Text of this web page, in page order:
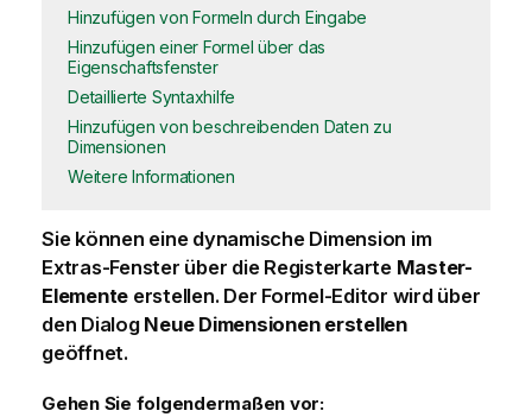
Hinzufügen von Formeln durch Eingabe
Hinzufügen einer Formel über das
Eigenschaftsfenster
Detaillierte Syntaxhilfe
Hinzufügen von beschreibenden Daten zu
Dimensionen
Weitere Informationen
Sie können eine dynamische Dimension im
Extras-Fenster über die Registerkarte Master-
Elemente erstellen. Der Formel-Editor wird über
den Dialog Neue Dimensionen erstellen
geöffnet.
Gehen Sie folgendermaßen vor: